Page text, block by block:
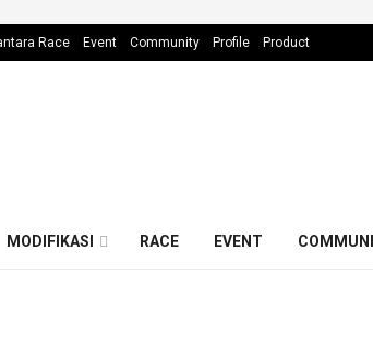
Race Event Community Profile Product
MODIFIKASI RACE EVENT